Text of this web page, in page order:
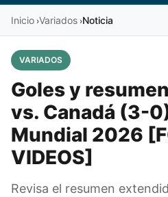
Inicio ›Variados ›Noticia
VARIADOS
Goles y
vs. Canadá (3-
Mundial 2026
VIDEOS]
Revisa el resumen